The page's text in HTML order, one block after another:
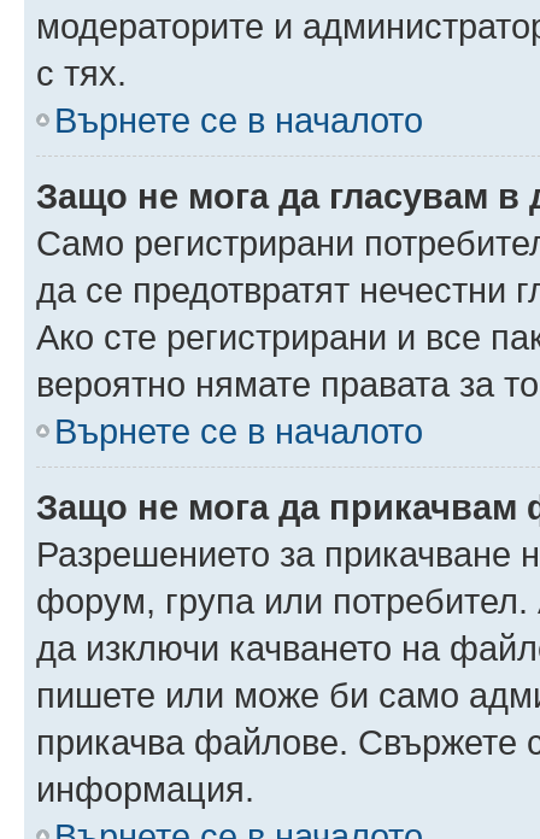
модераторите и
с тях.
Върнете се в началото
Защо не мога да гласувам в
Само регистрирани
да се предотвратят нечестни
Ако сте регистрирани и все
вероятно нямате правата за
Върнете се в началото
Защо не мога да прикачвам
Разрешението за
форум, група или
да изключи качването на
пишете или може би само
прикачва файлове. Свържете
информация.